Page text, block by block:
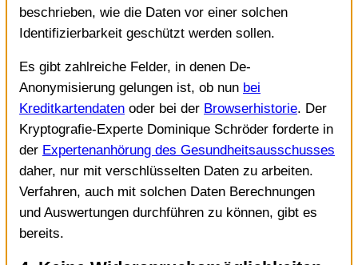
beschrieben, wie die Daten vor einer solchen
Identifizierbarkeit geschützt werden sollen.
Es gibt zahlreiche Felder, in denen De-
Anonymisierung gelungen ist, ob nun bei
Kreditkartendaten oder bei der Browserhistorie. Der
Kryptografie-Experte Dominique Schröder forderte in
der Expertenanhörung des Gesundheitsausschusses
daher, nur mit verschlüsselten Daten zu arbeiten.
Verfahren, auch mit solchen Daten Berechnungen
und Auswertungen durchführen zu können, gibt es
bereits.